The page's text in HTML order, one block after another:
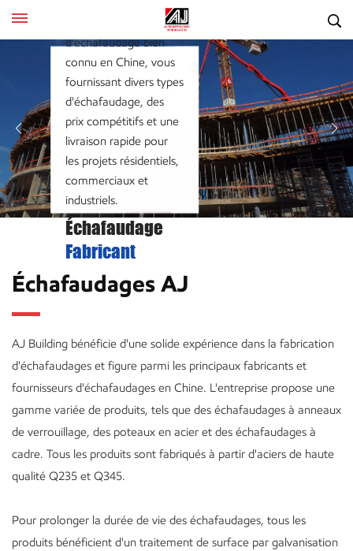
d'échafaudage bien
connu en Chine, vous
fournissant divers types
d'échafaudage, des
prix compétitifs et une
livraison rapide pour
les projets résidentiels,
commerciaux et
industriels.
Échafaudage
Fabricant
d'échafaudage bien
connu en Chine, vous
fournissant divers types
d'échafaudage, des
prix compétitifs et une
livraison rapide pour
les projets résidentiels,
commerciaux et
industriels.
Échafaudage
Fabricant
d'échafaudage bien
connu en Chine, vous
fournissant divers types
d'échafaudage, des
prix compétitifs et une
livraison rapide pour
les projets résidentiels,
commerciaux et
industriels.
Échafaudage
Fabricant
Échafaudages AJ
AJ Building bénéficie d'une solide expérience dans la fabrication
d'échafaudages et figure parmi les principaux fabricants et
fournisseurs d'échafaudages en Chine. L'entreprise propose une
gamme variée de produits, tels que des échafaudages à anneaux
de verrouillage, des poteaux en acier et des échafaudages à
cadre. Tous les produits sont fabriqués à partir d'aciers de haute
qualité Q235 et Q345.
Pour prolonger la durée de vie des échafaudages, tous les
produits bénéficient d'un traitement de surface par galvanisation